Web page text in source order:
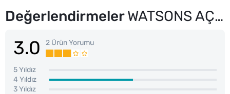
DeğerlendirmelerWATSONS AÇILI ALLIK FIRÇASI 102
3.0 2 Ürün Yorumu
5 Yıldız
4 Yıldız
3 Yıldız